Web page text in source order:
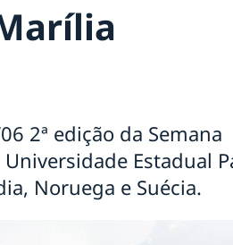
2ª edição da Semana
Estadual
Noruega e Suécia.